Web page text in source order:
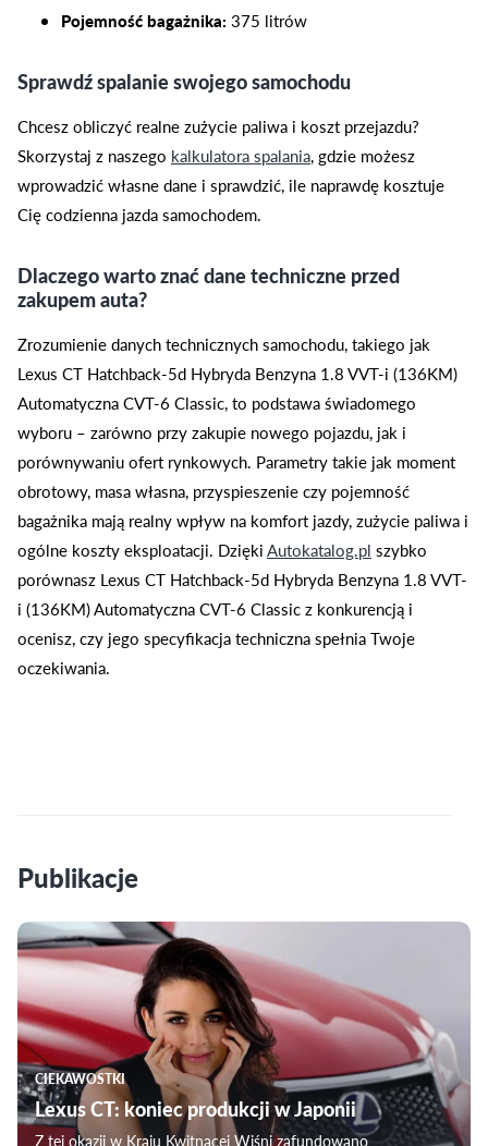
Pojemność bagażnika: 375 litrów
Sprawdź spalanie swojego samochodu
Chcesz obliczyć realne zużycie paliwa i koszt przejazdu?
Skorzystaj z naszego kalkulatora spalania, gdzie możesz
wprowadzić własne dane i sprawdzić, ile naprawdę kosztuje
Cię codzienna jazda samochodem.
Dlaczego warto znać dane techniczne przed
zakupem auta?
Zrozumienie danych technicznych samochodu, takiego jak
Lexus CT Hatchback-5d Hybryda Benzyna 1.8 VVT-i (136KM)
Automatyczna CVT-6 Classic, to podstawa świadomego
wyboru – zarówno przy zakupie nowego pojazdu, jak i
porównywaniu ofert rynkowych. Parametry takie jak moment
obrotowy, masa własna, przyspieszenie czy pojemność
bagażnika mają realny wpływ na komfort jazdy, zużycie paliwa i
ogólne koszty eksploatacji. DziękiAutokatalog.pl szybko
porównasz Lexus CT Hatchback-5d Hybryda Benzyna 1.8 VVT-
i (136KM) Automatyczna CVT-6 Classic z konkurencją i
ocenisz, czy jego specyfikacja techniczna spełnia Twoje
oczekiwania.
Publikacje
CIEKAWOSTKI
Lexus CT: koniec produkcji w Japonii
Z tej okazji w Kraju Kwitnącej Wiśni zafundowano